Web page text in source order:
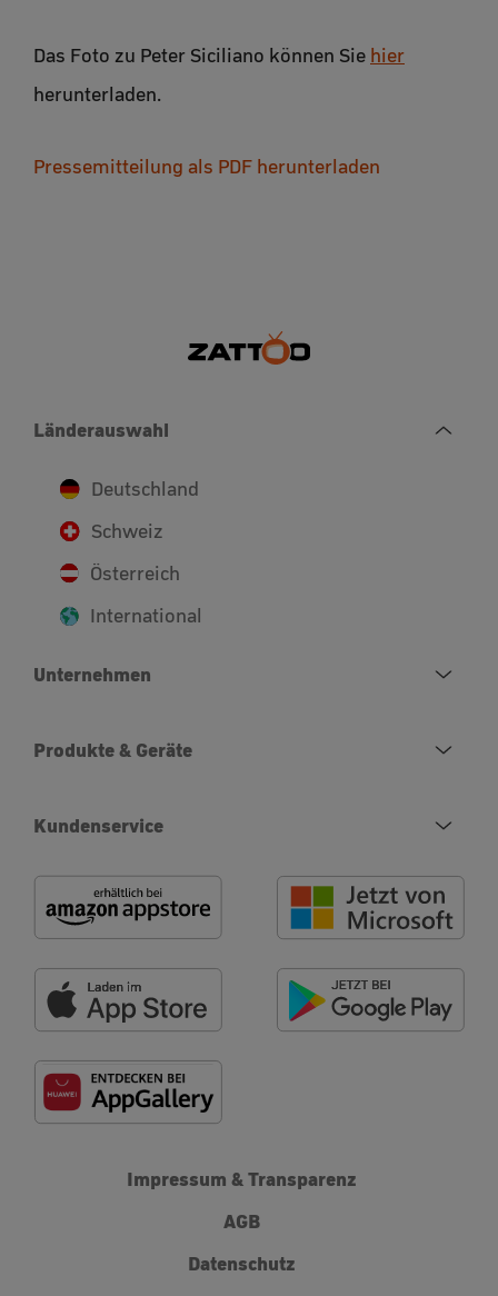
Das Foto zu Peter Siciliano können Sie hier
herunterladen.
Pressemitteilung als PDF herunterladen
Länderauswahl
Deutschland
Schweiz
Österreich
International
Unternehmen
Produkte & Geräte
Kundenservice
Impressum & Transparenz
AGB
Datenschutz